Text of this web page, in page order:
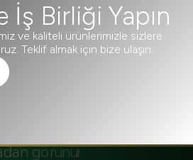
İş Birliği Yapın
ve kaliteli ürünlerimizle sizlere
Teklif almak için bize ulaşın.